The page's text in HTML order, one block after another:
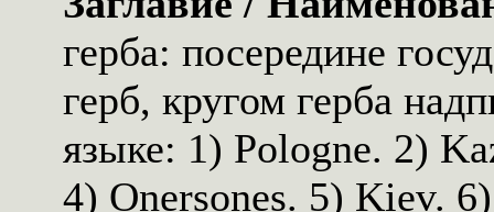
герба: посередине
герб, кругом герба
языке: 1) Pologne. 2)
4) Onersones. 5) Kiev.